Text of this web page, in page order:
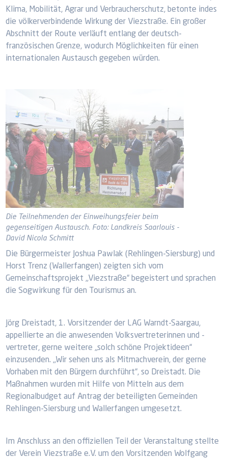
Klima, Mobilität, Agrar und Verbraucherschutz, betonte indes
die völkerverbindende Wirkung der Viezstraße. Ein großer
Abschnitt der Route verläuft entlang der deutsch-
französischen Grenze, wodurch Möglichkeiten für einen
internationalen Austausch gegeben würden.
Die Teilnehmenden der Einweihungsfeier beim
gegenseitigen Austausch. Foto: Landkreis Saarlouis -
David Nicola Schmitt
Die Bürgermeister Joshua Pawlak (Rehlingen-Siersburg) und
Horst Trenz (Wallerfangen) zeigten sich vom
Gemeinschaftsprojekt „Viezstraße“ begeistert und sprachen
die Sogwirkung für den Tourismus an.
Jörg Dreistadt, 1. Vorsitzender der LAG Warndt-Saargau,
appellierte an die anwesenden Volksvertreterinnen und -
vertreter, gerne weitere „solch schöne Projektideen“
einzusenden. „Wir sehen uns als Mitmachverein, der gerne
Vorhaben mit den Bürgern durchführt“, so Dreistadt. Die
Maßnahmen wurden mit Hilfe von Mitteln aus dem
Regionalbudget auf Antrag der beteiligten Gemeinden
Rehlingen-Siersburg und Wallerfangen umgesetzt.
Im Anschluss an den offiziellen Teil der Veranstaltung stellte
der Verein Viezstraße e.V. um den Vorsitzenden Wolfgang